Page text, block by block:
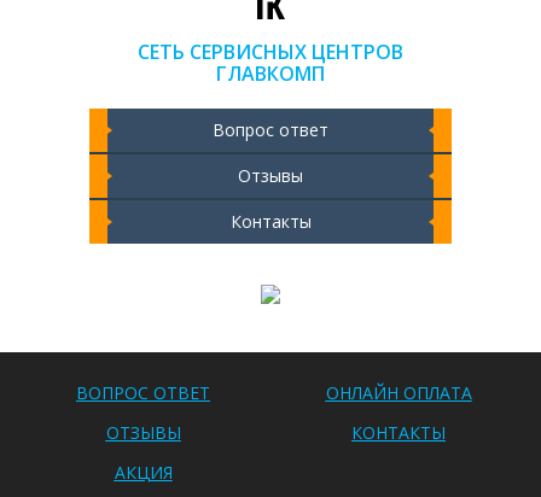
СЕТЬ СЕРВИСНЫХ ЦЕНТРОВ
ГЛАВКОМП
Вопрос ответ
Отзывы
Контакты
ВОПРОС ОТВЕТ
ОНЛАЙН ОПЛАТА
ОТЗЫВЫ
КОНТАКТЫ
АКЦИЯ